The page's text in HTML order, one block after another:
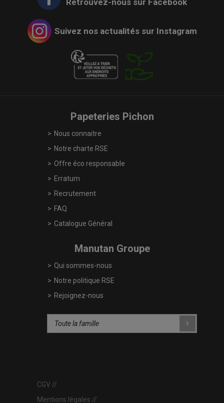
Retrouvez-nous sur Facebook
Suivez nos actualités sur Instagram
Papeteries Pichon
Nous connaitre
Notre charte RSE
Offre éco responsable
Erratum
Recrutement
FAQ
Catalogue Général
Manutan Groupe
Qui sommes-nous
Notre politique RSE
Rejoignez-nous
CGV
Mentions légales